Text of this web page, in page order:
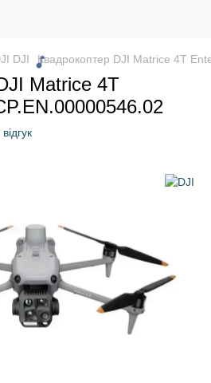
DJI Квадрокоптер DJI Matrice 4T
Matrice 4T